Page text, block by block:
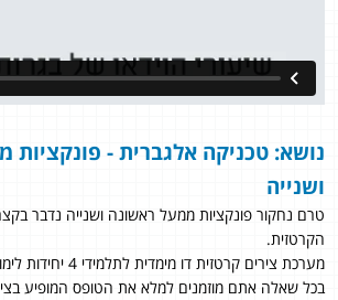
נושא: טכניקה אלגברית -
ושנייה
טרם נחקור פונקציות ממעל ראשונה ושנייה נדבר
הקרטזית.
מערכת צירים קרטזית דו מימדית לתלמידי 4 יחידות לימוד במתמטיקה.
בכל שאלה אתם מוזמנים למלא את הטופס המופיע